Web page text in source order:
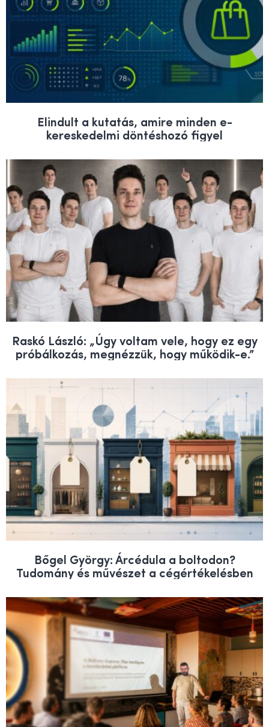
Elindult a kutatás, amire minden e-
kereskedelmi döntéshozó figyel
Raskó László: „Úgy voltam vele, hogy ez egy
próbálkozás, megnézzük, hogy működik-e.”
Bőgel György: Árcédula a boltodon?
Tudomány és művészet a cégértékelésben